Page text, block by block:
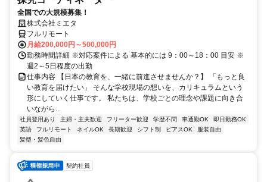
全国での大規模募集！
株式会社ミエタ
フルリモート
月給200,000円～500,000円
勤務時間詳細 ※対応案件による 基本的には 9：00～18：00 目安 ※
週2～5日程度の出勤
仕事内容 【日本の教育を、一緒に前進させませんか？】 「もっと良
い教育を届けたい」 そんな学校現場の想いを、カリキュラムという
形にしていく仕事です。 私たちは、学校ごとの理念や課題に向き合
いながら...
社員登用あり 主婦・主夫歓迎 フリーター歓迎 学歴不問 車通勤OK
即日勤務OK
英語
フルリモート ネイルOK 長期歓迎 シフト制 ピアスOK
服装自由
髪型・髪色自由
契約社員